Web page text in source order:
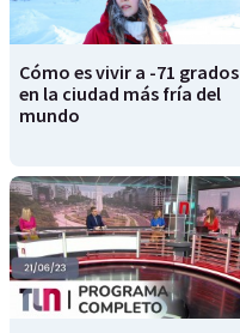
Cómo es vivir a -71 grados
en la ciudad más fría del
mundo